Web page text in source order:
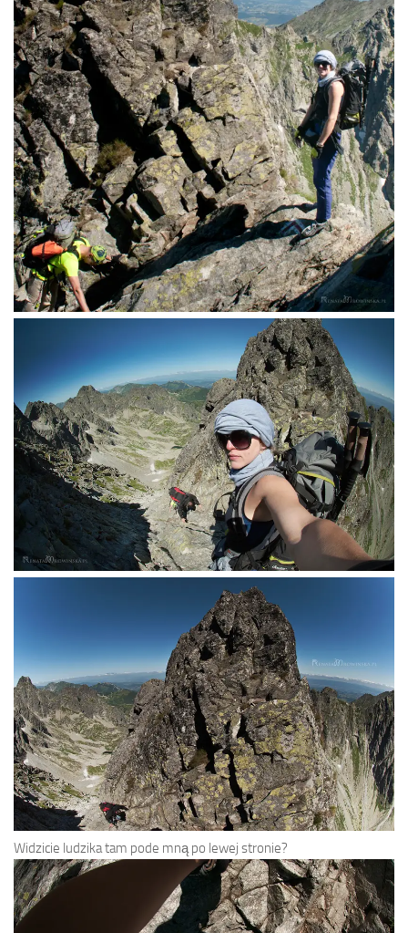
Widzicie ludzika tam pode mną po lewej stronie?